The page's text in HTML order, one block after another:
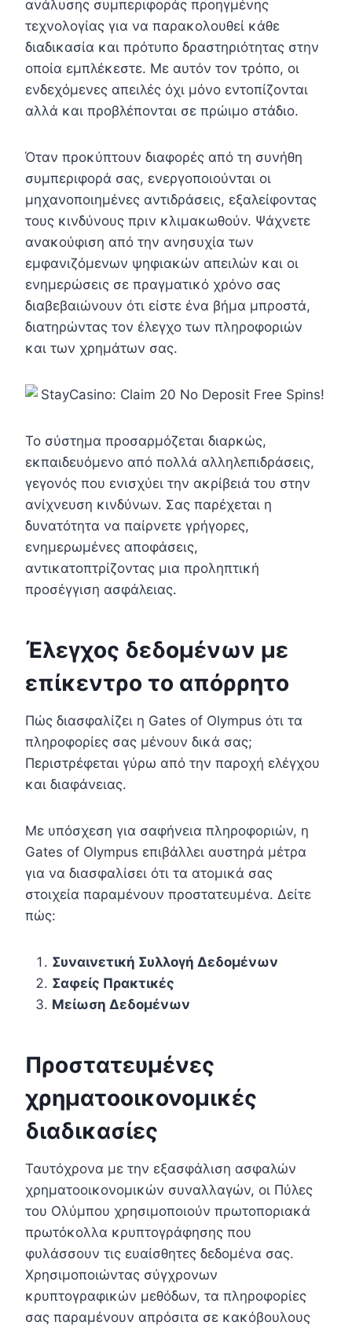
ανάλυσης συμπεριφοράς προηγμένης
τεχνολογίας για να παρακολουθεί κάθε
διαδικασία και πρότυπο δραστηριότητας στην
οποία εμπλέκεστε. Με αυτόν τον τρόπο, οι
ενδεχόμενες απειλές όχι μόνο εντοπίζονται
αλλά και προβλέπονται σε πρώιμο στάδιο.
Όταν προκύπτουν διαφορές από τη συνήθη
συμπεριφορά σας, ενεργοποιούνται οι
μηχανοποιημένες αντιδράσεις, εξαλείφοντας
τους κινδύνους πριν κλιμακωθούν. Ψάχνετε
ανακούφιση από την ανησυχία των
εμφανιζόμενων ψηφιακών απειλών και οι
ενημερώσεις σε πραγματικό χρόνο σας
διαβεβαιώνουν ότι είστε ένα βήμα μπροστά,
διατηρώντας τον έλεγχο των πληροφοριών
και των χρημάτων σας.
Το σύστημα προσαρμόζεται διαρκώς,
εκπαιδευόμενο από πολλά αλληλεπιδράσεις,
γεγονός που ενισχύει την ακρίβειά του στην
ανίχνευση κινδύνων. Σας παρέχεται η
δυνατότητα να παίρνετε γρήγορες,
ενημερωμένες αποφάσεις,
αντικατοπτρίζοντας μια προληπτική
προσέγγιση ασφάλειας.
Έλεγχος δεδομένων με
επίκεντρο το απόρρητο
Πώς διασφαλίζει η Gates of Olympus ότι τα
πληροφορίες σας μένουν δικά σας;
Περιστρέφεται γύρω από την παροχή ελέγχου
και διαφάνειας.
Με υπόσχεση για σαφήνεια πληροφοριών, η
Gates of Olympus επιβάλλει αυστηρά μέτρα
για να διασφαλίσει ότι τα ατομικά σας
στοιχεία παραμένουν προστατευμένα. Δείτε
πώς:
Συναινετική Συλλογή Δεδομένων
Σαφείς Πρακτικές
Μείωση Δεδομένων
Προστατευμένες
χρηματοοικονομικές
διαδικασίες
Ταυτόχρονα με την εξασφάλιση ασφαλών
χρηματοοικονομικών συναλλαγών, οι Πύλες
του Ολύμπου χρησιμοποιούν πρωτοποριακά
πρωτόκολλα κρυπτογράφησης που
φυλάσσουν τις ευαίσθητες δεδομένα σας.
Χρησιμοποιώντας σύγχρονων
κρυπτογραφικών μεθόδων, τα πληροφορίες
σας παραμένουν απρόσιτα σε κακόβουλους